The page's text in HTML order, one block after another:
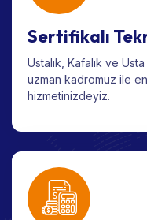
Sertifikalı
Ustalık, Kafalık ve
uzman kadromuz ile
hizmetinizdeyiz.